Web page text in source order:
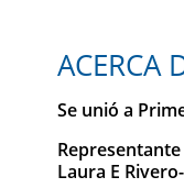
ACERCA
Se unió a
Laura E